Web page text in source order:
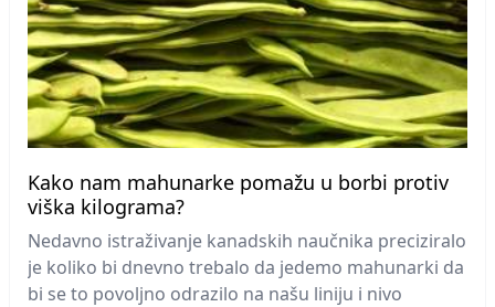
Kako nam mahunarke pomažu u borbi protiv
viška kilograma?
Nedavno istraživanje kanadskih naučnika preciziralo
je koliko bi dnevno trebalo da jedemo mahunarki da
bi se to povoljno odrazilo na našu liniju i nivo